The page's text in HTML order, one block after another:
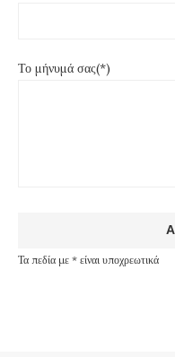
Το μήνυμά σας(*)
Τα πεδία με * είναι υποχρεωτικά